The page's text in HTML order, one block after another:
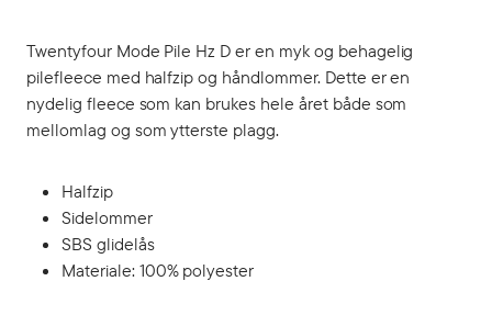
Twentyfour Mode Pile Hz D er en myk og behagelig
pilefleece med halfzip og håndlommer. Dette er en
nydelig fleece som kan brukes hele året både som
mellomlag og som ytterste plagg.
Halfzip
Sidelommer
SBS glidelås
Materiale: 100% polyester